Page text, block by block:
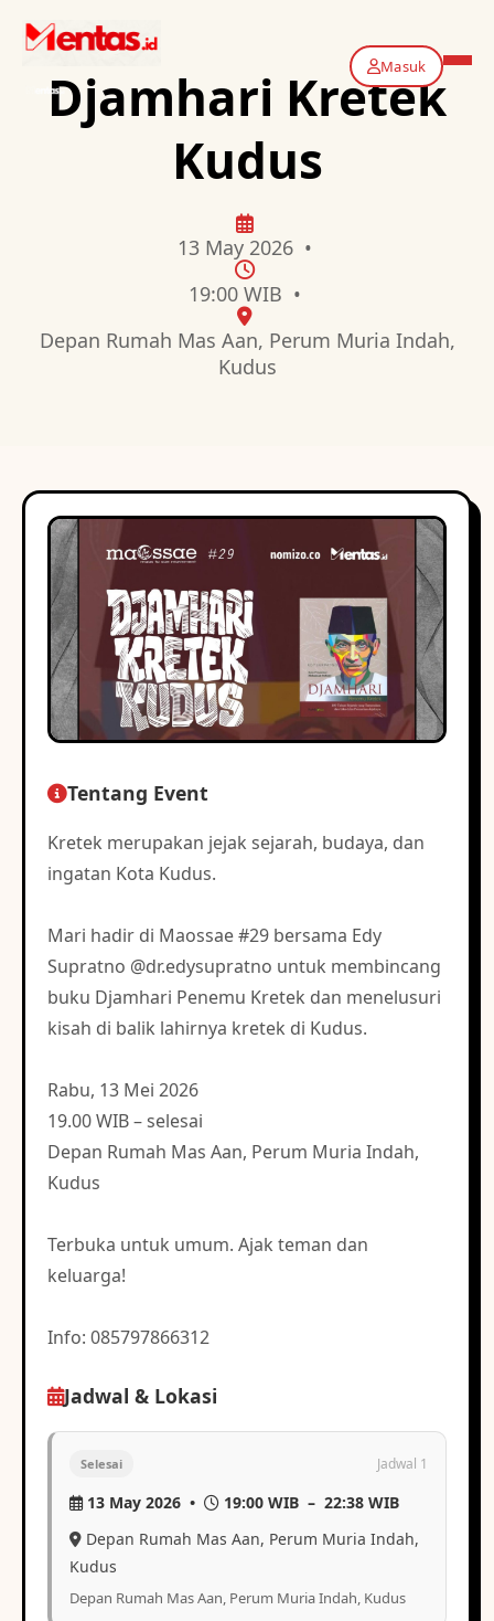
Masuk
Djamhari Kretek
Kudus
13 May 2026 •
19:00 WIB •
Depan Rumah Mas Aan, Perum Muria Indah,
Kudus
Tentang Event
Kretek merupakan jejak sejarah, budaya, dan
ingatan Kota Kudus.
Mari hadir di Maossae #29 bersama Edy
Supratno @dr.edysupratno untuk membincang
buku Djamhari Penemu Kretek dan menelusuri
kisah di balik lahirnya kretek di Kudus.
Rabu, 13 Mei 2026
19.00 WIB – selesai
Depan Rumah Mas Aan, Perum Muria Indah,
Kudus
Terbuka untuk umum. Ajak teman dan
keluarga!
Info: 085797866312
Jadwal & Lokasi
Selesai Jadwal 1
13 May 2026 •
19:00 WIB – 22:38 WIB
Depan Rumah Mas Aan, Perum Muria Indah,
Kudus
Depan Rumah Mas Aan, Perum Muria Indah, Kudus